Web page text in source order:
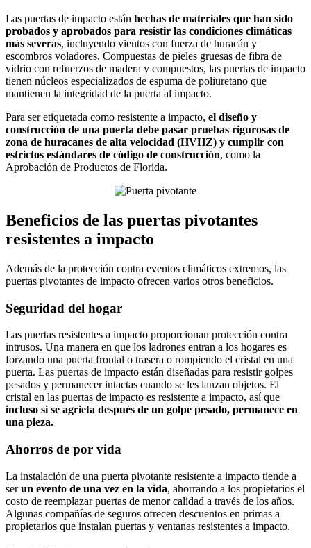
Las puertas de impacto están hechas de materiales que han sido
probados y aprobados para resistir las condiciones climáticas
más severas, incluyendo vientos con fuerza de huracán y
escombros voladores. Compuestas de pieles gruesas de fibra de
vidrio con refuerzos de madera y compuestos, las puertas de impacto
tienen núcleos especializados de espuma de poliuretano que
mantienen la integridad de la puerta al impacto.
Para ser etiquetada como resistente a impacto, el diseño y
construcción de una puerta debe pasar pruebas rigurosas de
zona de huracanes de alta velocidad (HVHZ) y cumplir con
estrictos estándares de código de construcción, como la
Aprobación de Productos de Florida.
Beneficios de las puertas pivotantes
resistentes a impacto
Además de la protección contra eventos climáticos extremos, las
puertas pivotantes de impacto ofrecen varios otros beneficios.
Seguridad del hogar
Las puertas resistentes a impacto proporcionan protección contra
intrusos. Una manera en que los ladrones entran a los hogares es
forzando una puerta frontal o trasera o rompiendo el cristal en una
puerta. Las puertas de impacto están diseñadas para resistir golpes
pesados y permanecer intactas cuando se les lanzan objetos. El
cristal en las puertas de impacto es resistente a impacto, así que
incluso si se agrieta después de un golpe pesado, permanece en
una pieza.
Ahorros de por vida
La instalación de una puerta pivotante resistente a impacto tiende a
serun evento de una vez en la vida, ahorrando a los propietarios el
costo de reemplazar puertas de menor calidad a través de los años.
Algunas compañías de seguros ofrecen descuentos en primas a
propietarios que instalan puertas y ventanas resistentes a impacto.